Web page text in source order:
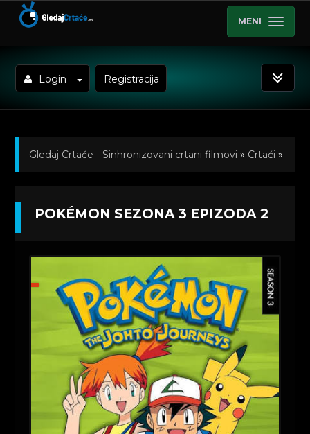
MENI
Login Registracija
Gledaj Crtaće - Sinhronizovani crtani filmovi » Crtaći »
Epizoda 2
POKÉMON SEZONA 3 EPIZODA 2